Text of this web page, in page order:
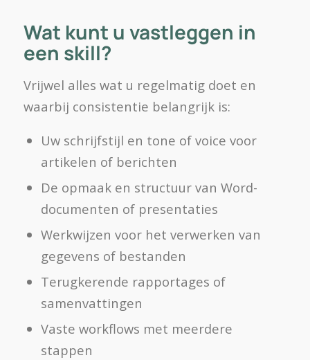
Wat kunt u vastleggen in
een skill?
Vrijwel alles wat u regelmatig doet en
waarbij consistentie belangrijk is:
Uw schrijfstijl en tone of voice voor
artikelen of berichten
De opmaak en structuur van Word-
documenten of presentaties
Werkwijzen voor het verwerken van
gegevens of bestanden
Terugkerende rapportages of
samenvattingen
Vaste workflows met meerdere
stappen